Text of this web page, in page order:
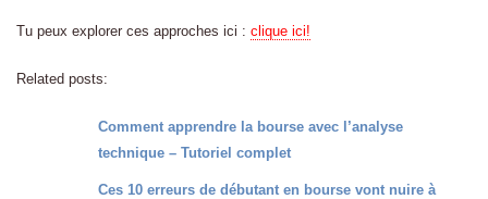
Tu peux explorer ces approches ici : clique ici!
Related posts:
Comment apprendre la bourse avec l’analyse
technique – Tutoriel complet
Ces 10 erreurs de débutant en bourse vont nuire à